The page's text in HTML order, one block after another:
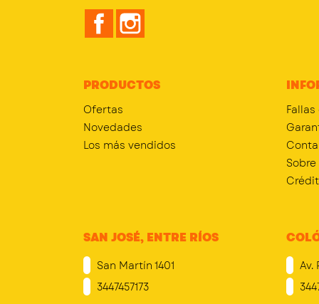
Facebook
PRODUCTOS
Ofertas
Novedades
Los más vendidos
SAN JOSÉ, ENTRE RÍOS
San Martín 1401
3447457173
Av.